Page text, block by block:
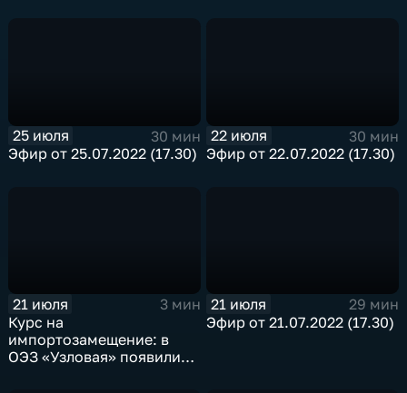
25 июля
30 мин
Эфир от 25.07.2022 (17.30)
22 июля
30 мин
Эфир от 22.07.2022 (17.30)
21 июля
3 мин
Курс на
импортозамещение: в
ОЭЗ «Узловая» появились
21 июля
29 мин
Эфир от 21.07.2022 (17.30)